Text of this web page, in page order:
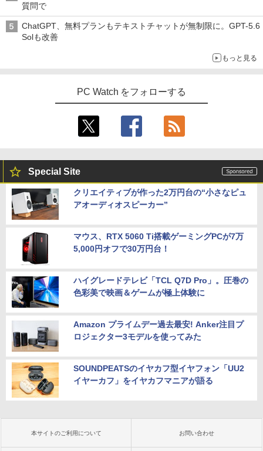
質問で
ChatGPT、無料プランもテキストチャットが無制限に。GPT-5.6
Solも改善
もっと見る
PC Watch をフォローする
Special Site
クリエイティブが作った2万円台の“小さなピュ
アオーディオスピーカー”
マウス、RTX 5060 Ti搭載ゲーミングPCが7万
5,000円オフで30万円台！
ハイグレードテレビ「TCL Q7D Pro」。圧巻の
色彩美で映画＆ゲームが極上体験に
Amazon プライムデー過去最安! Anker注目プ
ロジェクター3モデルを使ってみた
SOUNDPEATSのイヤカフ型イヤフォン「UU2
イヤーカフ」をイヤカフマニアが語る
本サイトのご利用について お問い合わせ